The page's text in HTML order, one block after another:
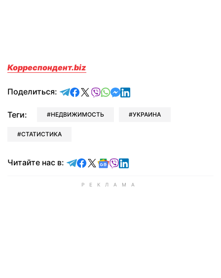
Корреспондент.biz
Поделиться: отправить в Telegram
поделиться в Facebook
поделиться в X
отправить в Viber
отправить в Whatsapp
отправить в Messenger
отправить в LinkedIn
Теги: НЕДВИЖИМОСТЬ УКРАИНА
СТАТИСТИКА
Читайте нас в: Читайте в Telegram
Читайте в Facebook
Читайте в X
Читайте в Google news
Читайте в Viber
Читайте в LinkedIn